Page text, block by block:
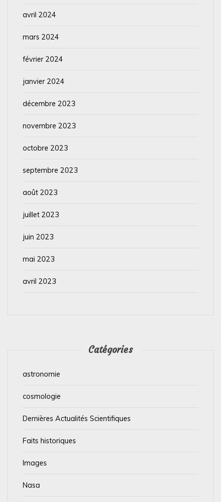
avril 2024
mars 2024
février 2024
janvier 2024
décembre 2023
novembre 2023
octobre 2023
septembre 2023
août 2023
juillet 2023
juin 2023
mai 2023
avril 2023
Catégories
astronomie
cosmologie
Dernières Actualités Scientifiques
Faits historiques
Images
Nasa